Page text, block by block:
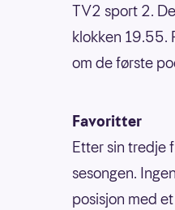
TV2 sport 2.
klokken 19.55.
om de første
Favoritter
Etter sin tredje
sesongen.
posisjon med